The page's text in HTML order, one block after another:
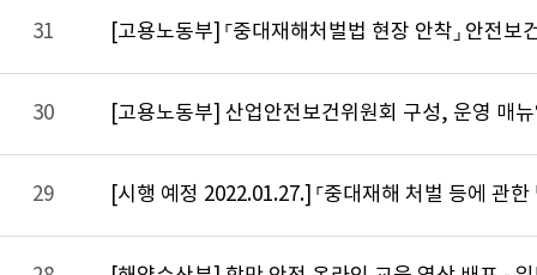
31 [고용노동부] 「중대재해처벌법 현장 안착」 안전
30 [고용노동부] 산업안전보건위원회 구성, 운영 매
29 [시행 예정 2022.01.27.] 「중대재해 처벌 등에 관한